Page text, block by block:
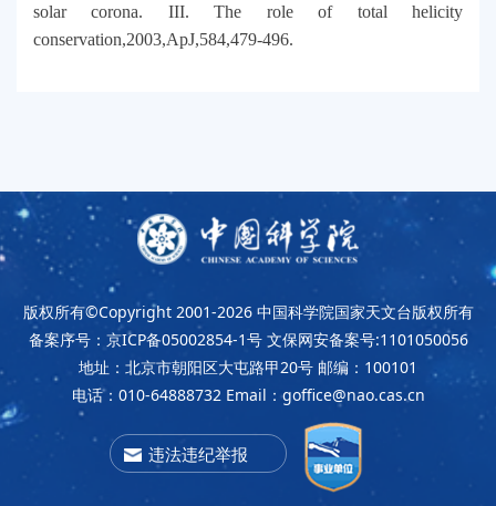
solar corona. III. The role of total helicity
conservation,2003,ApJ,584,479-496.
版权所有©Copyright 2001-2026 中国科学院国家天文台版权所有
备案序号：京ICP备05002854-1号 文保网安备案号:1101050056
地址：北京市朝阳区大屯路甲20号 邮编：100101
电话：010-64888732 Email：goffice@nao.cas.cn
违法违纪举报